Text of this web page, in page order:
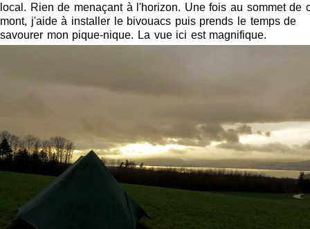
local. Rien de menaçant à l'horizon. Une fois au sommet de
mont, j'aide à installer le bivouacs puis prends le temps de
savourer mon pique-nique. La vue ici est magnifique.